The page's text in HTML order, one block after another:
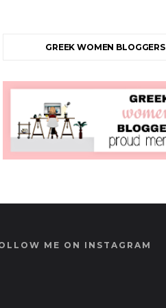
GREEK WOMEN BLOGGERS
ME ON INSTAGRAM